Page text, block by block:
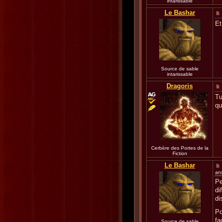
Le Bashar
Source de sable
intarissable
Dragoris
Cerbère des Portes de la
Fiction
Le Bashar